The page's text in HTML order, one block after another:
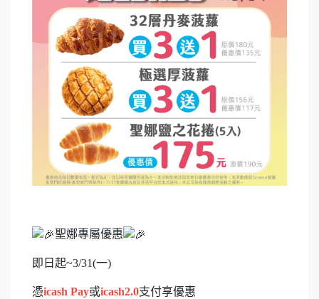
聖娜專屬優惠
即日起~3/31(一)
憑icash Pay或icash2.0支付享優惠